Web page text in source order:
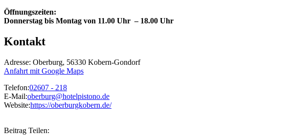
Öffnungszeiten:
Donnerstag bis Montag von 11.00 Uhr – 18.00 Uhr
Kontakt
Adresse: Oberburg, 56330 Kobern-Gondorf
Anfahrt mit Google Maps
Telefon:02607 - 218
E-Mail:oberburg@hotelpistono.de
Website:https://oberburgkobern.de/
Beitrag Teilen: